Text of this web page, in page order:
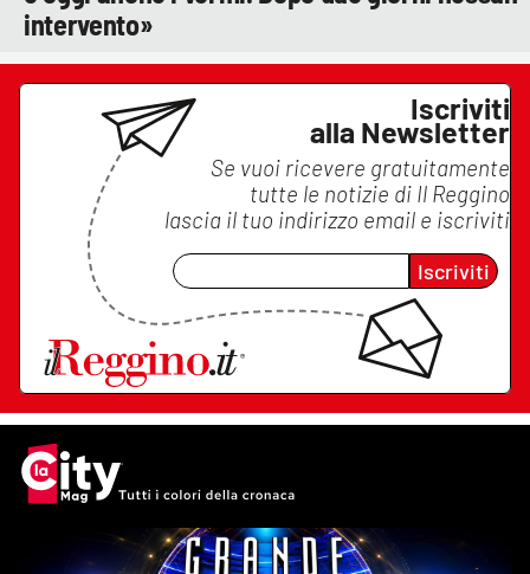
intervento»
Iscriviti
alla Newsletter
Se vuoi ricevere gratuitamente
tutte le notizie di Il Reggino
lascia il tuo indirizzo email e iscriviti
Iscriviti